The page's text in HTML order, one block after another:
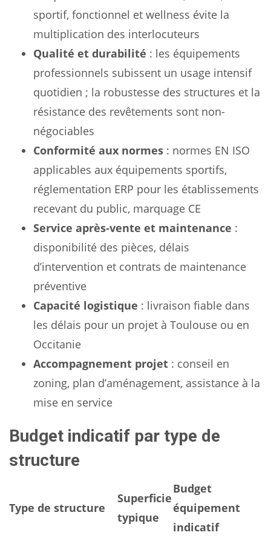
sportif, fonctionnel et wellness évite la
multiplication des interlocuteurs
Qualité et durabilité : les équipements
professionnels subissent un usage intensif
quotidien ; la robustesse des structures et la
résistance des revêtements sont non-
négociables
Conformité aux normes : normes EN ISO
applicables aux équipements sportifs,
réglementation ERP pour les établissements
recevant du public, marquage CE
Service après-vente et maintenance :
disponibilité des pièces, délais
d’intervention et contrats de maintenance
préventive
Capacité logistique : livraison fiable dans
les délais pour un projet à Toulouse ou en
Occitanie
Accompagnement projet : conseil en
zoning, plan d’aménagement, assistance à la
mise en service
Budget indicatif par type de
structure
Type de structure
Superficie
typique
Budget
équipement
indicatif